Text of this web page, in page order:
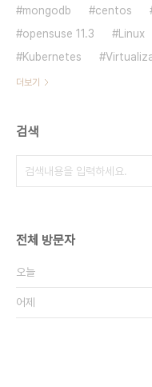
mongodb
centos
opensuse 11.3
Linux
Kubernetes
더보기
검색
전체 방문자
오늘
어제